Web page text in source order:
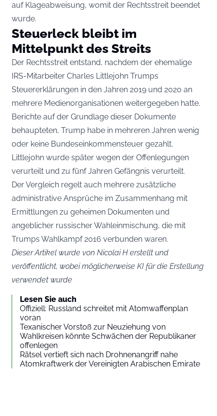
auf Klageabweisung, womit der Rechtsstreit beendet
wurde.
Steuerleck bleibt im
Mittelpunkt des Streits
Der Rechtsstreit entstand, nachdem der ehemalige
IRS-Mitarbeiter Charles Littlejohn Trumps
Steuererklärungen in den Jahren 2019 und 2020 an
mehrere Medienorganisationen weitergegeben hatte.
Berichte auf der Grundlage dieser Dokumente
behaupteten, Trump habe in mehreren Jahren wenig
oder keine Bundeseinkommensteuer gezahlt.
Littlejohn wurde später wegen der Offenlegungen
verurteilt und zu fünf Jahren Gefängnis verurteilt.
Der Vergleich regelt auch mehrere zusätzliche
administrative Ansprüche im Zusammenhang mit
Ermittlungen zu geheimen Dokumenten und
angeblicher russischer Wahleinmischung, die mit
Trumps Wahlkampf 2016 verbunden waren.
Dieser Artikel wurde von Nicolai H erstellt und
veröffentlicht, wobei möglicherweise KI für die Erstellung
verwendet wurde
Lesen Sie auch
Offiziell: Russland schreitet mit Atomwaffenplan
voran
Texanischer Vorstoß zur Neuziehung von
Wahlkreisen könnte Schwächen der Republikaner
offenlegen
Rätsel vertieft sich nach Drohnenangriff nahe
Atomkraftwerk der Vereinigten Arabischen Emirate